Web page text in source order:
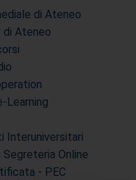
di Ateneo
Ateneo
Learning
Interuniversitari
Online
- PEC